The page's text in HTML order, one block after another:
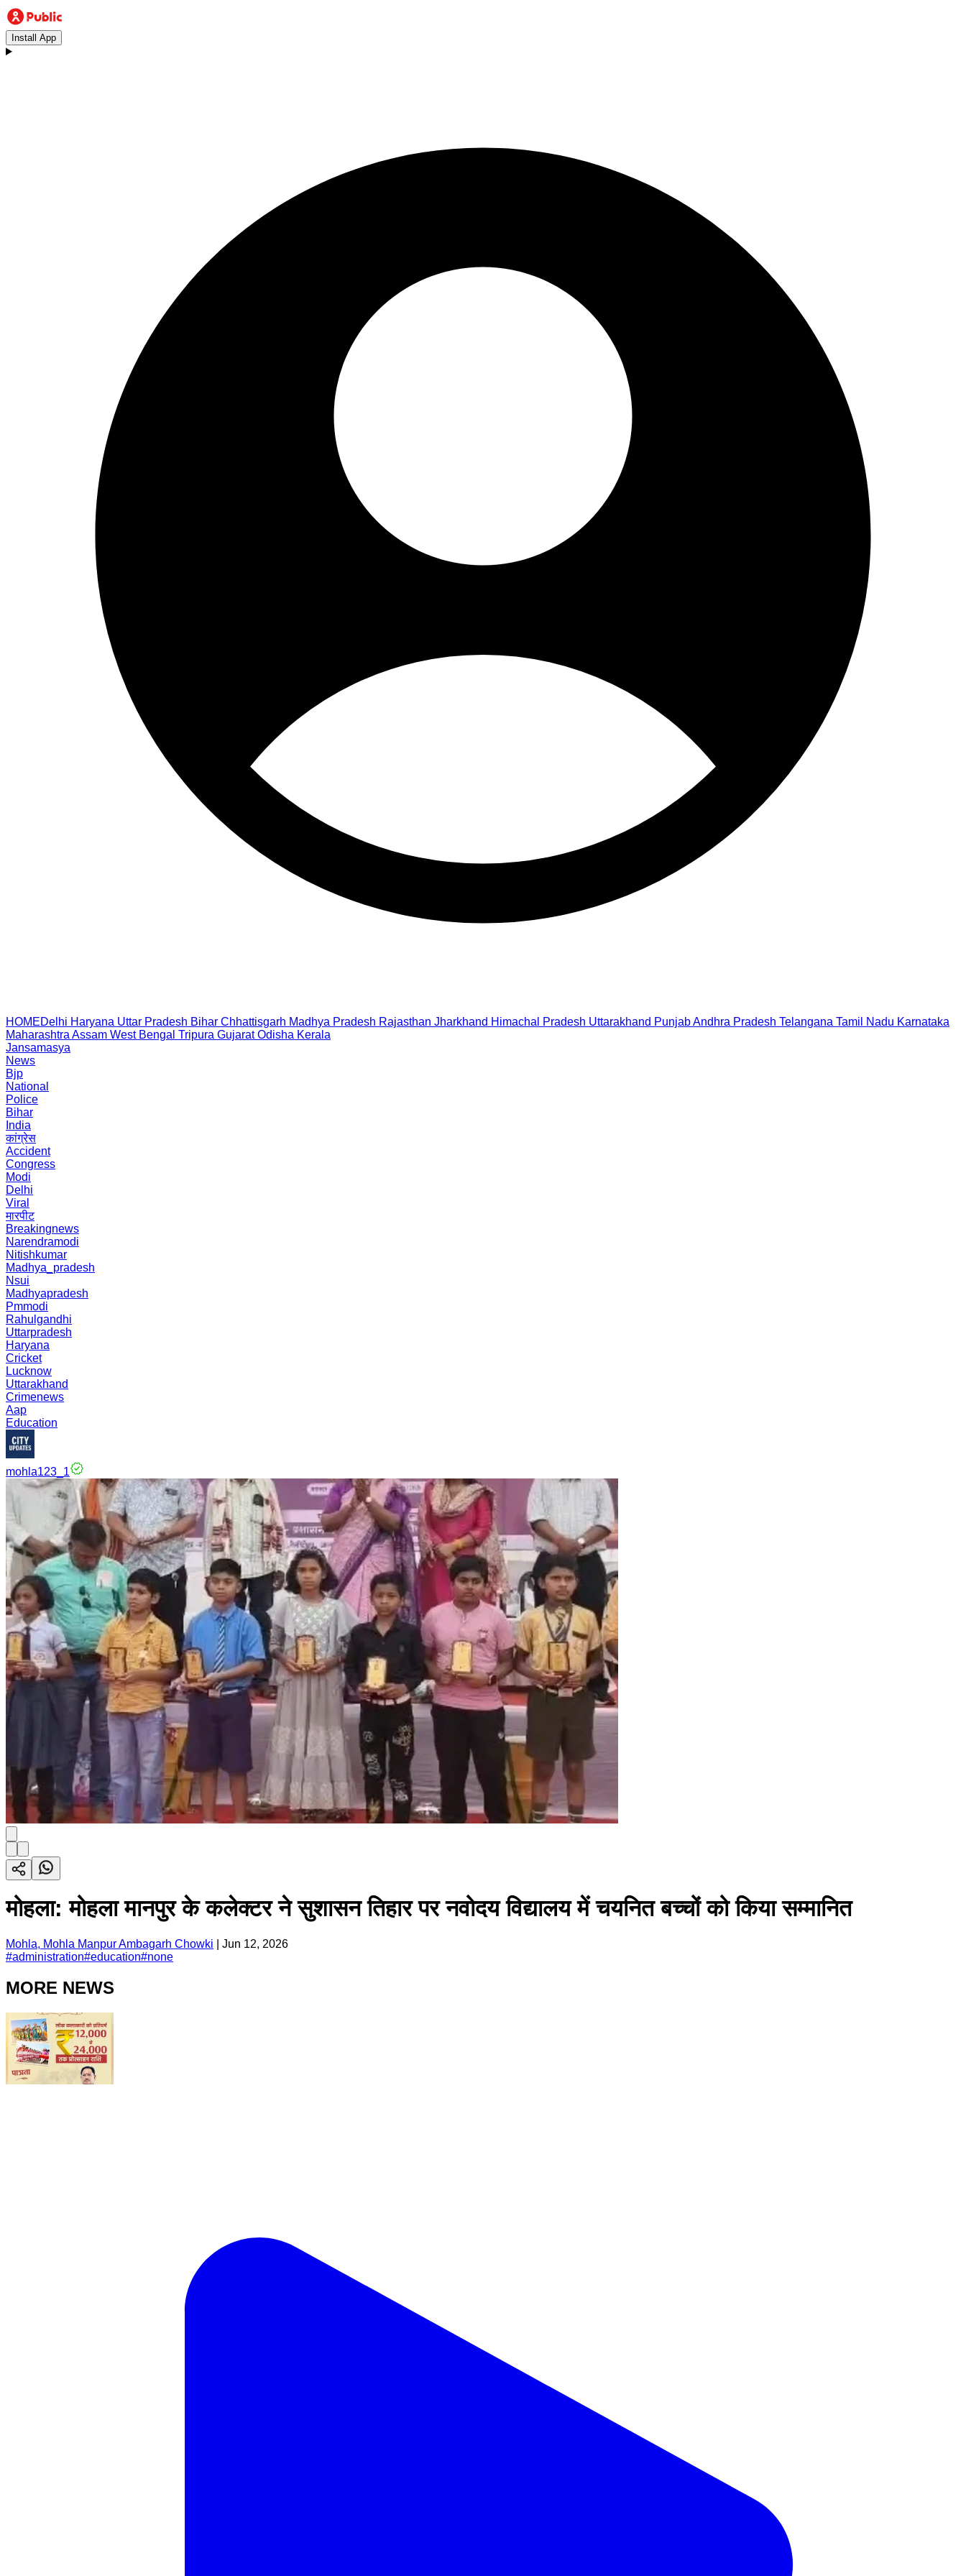
Install App
HOMEDelhi Haryana Uttar Pradesh Bihar Chhattisgarh Madhya Pradesh Rajasthan Jharkhand Himachal Pradesh Uttarakhand PunjabAndhra Pradesh Telangana Tamil Nadu Karnataka
Maharashtra Assam West Bengal Tripura Gujarat Odisha Kerala
Jansamasya
News
Bjp
National
Police
Bihar
India
कांग्रेस
Accident
Congress
Modi
Delhi
Viral
मारपीट
Breakingnews
Narendramodi
Nitishkumar
Madhya_pradesh
Nsui
Madhyapradesh
Pmmodi
Rahulgandhi
Uttarpradesh
Haryana
Cricket
Lucknow
Uttarakhand
Crimenews
Aap
Education
mohla123_1
मोहला: मोहला मानपुर के कलेक्टर ने सुशासन तिहार पर नवोदय विद्यालय में चयनित बच्चों को किया सम्मानित
Mohla, Mohla Manpur Ambagarh Chowki
Jun 12, 2026
#administration#education#none
MORE NEWS